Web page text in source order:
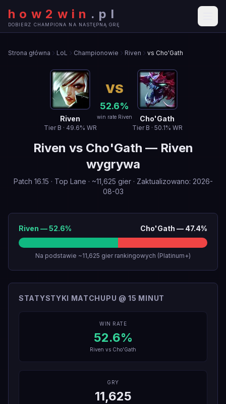
how2win . pl
DOBIERZ CHAMPIONA NA NASTĘPNĄ GRĘ
Strona główna LoL Championowie Riven vs Cho'Gath
Riven
Tier B · 49.6% WR
VS
52.6%
win rate Riven Cho'Gath
Tier B · 50.1% WR
Riven vs Cho'Gath — Riven
wygrywa
Patch 16.15 · Top Lane · ~11,625 gier· Zaktualizowano: 2026-
08-03
Riven —52.6% Cho'Gath — 47.4%
Na podstawie ~11,625 gier rankingowych (Platinum+)
STATYSTYKI MATCHUPU @ 15 MINUT
WIN RATE
52.6%
Riven vs Cho'Gath
GRY
11,625